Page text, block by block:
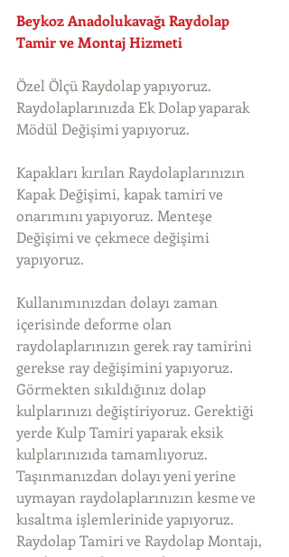
Beykoz Anadolukavağı Raydolap
Tamir ve Montaj Hizmeti
Özel Ölçü Raydolap yapıyoruz.
Raydolaplarınızda Ek Dolap yaparak
Mödül Değişimi yapıyoruz.
Kapakları kırılan Raydolaplarınızın
Kapak Değişimi, kapak tamiri ve
onarımını yapıyoruz. Menteşe
Değişimi ve çekmece değişimi
yapıyoruz.
Kullanımınızdan dolayı zaman
içerisinde deforme olan
raydolaplarınızın gerek ray tamirini
gerekse ray değişimini yapıyoruz.
Görmekten sıkıldığınız dolap
kulplarınızı değiştiriyoruz. Gerektiği
yerde Kulp Tamiri yaparak eksik
kulplarınızıda tamamlıyoruz.
Taşınmanızdan dolayı yeni yerine
uymayan raydolaplarınızın kesme ve
kısaltma işlemlerinide yapıyoruz.
Raydolap Tamiri ve Raydolap Montajı,